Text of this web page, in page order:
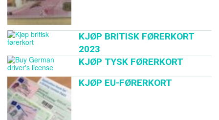
KJØP BRITISK FØRERKORT
2023
KJØP TYSK FØRERKORT
KJØP EU-FØRERKORT